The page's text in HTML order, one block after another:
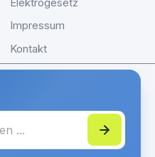
Impressum
Kontakt